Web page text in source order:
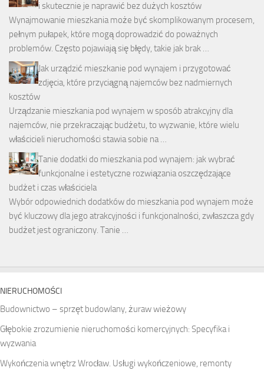
i skutecznie je naprawić bez dużych kosztów
Wynajmowanie mieszkania może być skomplikowanym procesem,
pełnym pułapek, które mogą doprowadzić do poważnych
problemów. Często pojawiają się błędy, takie jak brak …
Jak urządzić mieszkanie pod wynajem i przygotować
zdjęcia, które przyciągną najemców bez nadmiernych
kosztów
Urządzanie mieszkania pod wynajem w sposób atrakcyjny dla
najemców, nie przekraczając budżetu, to wyzwanie, które wielu
właścicieli nieruchomości stawia sobie na …
Tanie dodatki do mieszkania pod wynajem: jak wybrać
funkcjonalne i estetyczne rozwiązania oszczędzające
budżet i czas właściciela
Wybór odpowiednich dodatków do mieszkania pod wynajem może
być kluczowy dla jego atrakcyjności i funkcjonalności, zwłaszcza gdy
budżet jest ograniczony. Tanie …
NIERUCHOMOŚCI
Budownictwo – sprzęt budowlany, żuraw wieżowy
Głębokie zrozumienie nieruchomości komercyjnych: Specyfika i
wyzwania
Wykończenia wnętrz Wrocław. Usługi wykończeniowe, remonty